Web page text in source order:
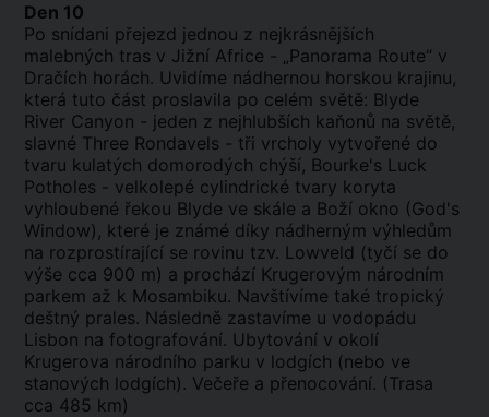
Den 10
Po snídani přejezd jednou z nejkrásnějších
malebných tras v Jižní Africe - „Panorama Route“ v
Dračích horách. Uvidíme nádhernou horskou krajinu,
která tuto část proslavila po celém světě: Blyde
River Canyon - jeden z nejhlubších kaňonů na světě,
slavné Three Rondavels - tři vrcholy vytvořené do
tvaru kulatých domorodých chýší, Bourke's Luck
Potholes - velkolepé cylindrické tvary koryta
vyhloubené řekou Blyde ve skále a Boží okno (God's
Window), které je známé díky nádherným výhledům
na rozprostírající se rovinu tzv. Lowveld (tyčí se do
výše cca 900 m) a prochází Krugerovým národním
parkem až k Mosambiku. Navštívíme také tropický
deštný prales. Následně zastavíme u vodopádu
Lisbon na fotografování. Ubytování v okolí
Krugerova národního parku v lodgích (nebo ve
stanových lodgích). Večeře a přenocování. (Trasa
cca 485 km)